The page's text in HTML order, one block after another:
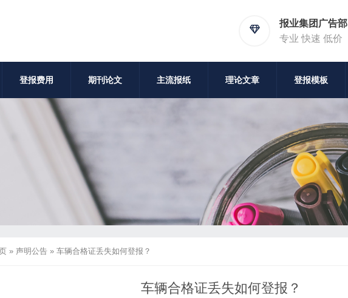
报业集团广告部
专业 快速 低价
登报费用 期刊论文 主流报纸 理论文章 登报模板
» 声明公告 » 车辆合格证丢失如何登报？
车辆合格证丢失如何登报？